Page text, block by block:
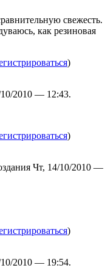
свежесть.
как резиновая
)
2010 — 12:43.
)
Чт, 14/10/2010 —
)
2010 — 19:54.